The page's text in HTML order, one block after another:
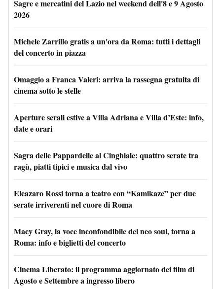
Sagre e mercatini del Lazio nel weekend dell'8 e 9 Agosto
2026
Michele Zarrillo gratis a un'ora da Roma: tutti i dettagli
del concerto in piazza
Omaggio a Franca Valeri: arriva la rassegna gratuita di
cinema sotto le stelle
Aperture serali estive a Villa Adriana e Villa d’Este: info,
date e orari
Sagra delle Pappardelle al Cinghiale: quattro serate tra
ragù, piatti tipici e musica dal vivo
Eleazaro Rossi torna a teatro con “Kamikaze” per due
serate irriverenti nel cuore di Roma
Macy Gray, la voce inconfondibile del neo soul, torna a
Roma: info e biglietti del concerto
Cinema Liberato: il programma aggiornato dei film di
Agosto e Settembre a ingresso libero